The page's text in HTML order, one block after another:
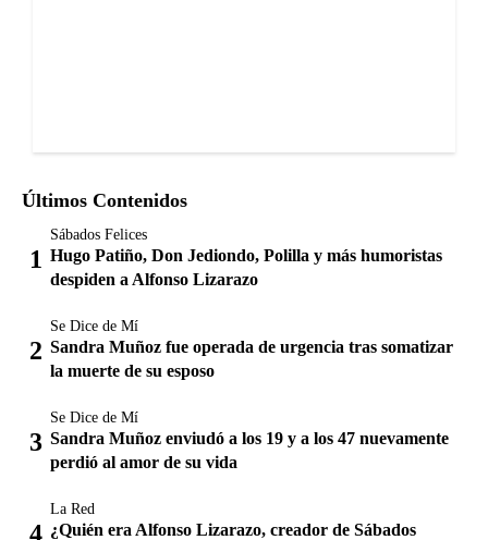
Últimos Contenidos
Sábados Felices
Hugo Patiño, Don Jediondo, Polilla y más humoristas
despiden a Alfonso Lizarazo
Se Dice de Mí
Sandra Muñoz fue operada de urgencia tras somatizar
la muerte de su esposo
Se Dice de Mí
Sandra Muñoz enviudó a los 19 y a los 47 nuevamente
perdió al amor de su vida
La Red
¿Quién era Alfonso Lizarazo, creador de Sábados